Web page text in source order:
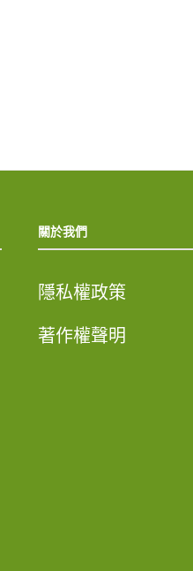
關於我們
隱私權政策
著作權聲明